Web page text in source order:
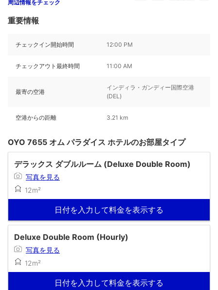
周辺情報をチェック
重要情報
チェックイン開始時間 12:00 PM
チェックアウト最終時間 11:00 AM
最寄の空港
インディラ・ガンディー国際空港
(DEL)
空港からの距離 3.21 km
OYO 7655 オム パラダイス ホテルのお部屋タイプ
デラックス ダブルルーム (Deluxe Double Room)
写真を見る
12m²
日付を入力して料金を表示する
Deluxe Double Room (Hourly)
写真を見る
12m²
日付を入力して料金を表示する